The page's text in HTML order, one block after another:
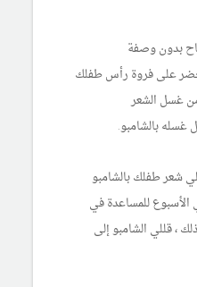
بدون وصفة
على فروة رأس طفلك
من غسل الشعر
غسله بالشامبو.
شعر طفلك بالشامبو
للمساعدة في
، قللي الشامبو إلى